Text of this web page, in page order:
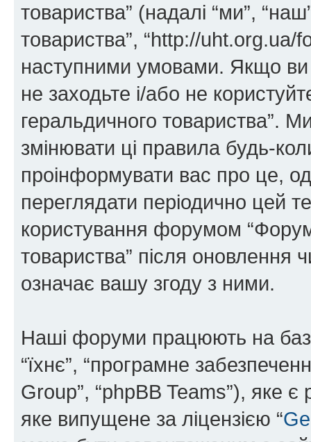
товариства” (надалі “ми”,
товариства”, “http://uht.org.ua/
наступними умовами. Якщо ви
не заходьте і/або не
геральдичного товариства”.
змінювати ці правила будь-
проінформувати вас про це,
переглядати періодично цей
користування форумом
товариства” після оновлення
означає вашу згоду з ними.
Наші форуми працюють на
“їхнє”, “програмне
Group”, “phpBB Teams”), яке
яке випущене за ліцензією “